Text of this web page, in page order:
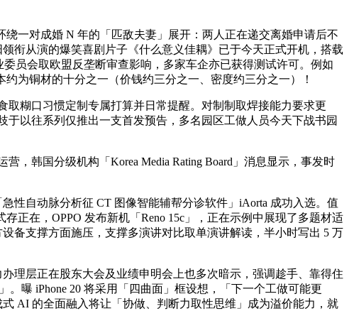
一对成婚 N 年的「匹敌夫妻」展开：两人正在递交离婚申请后不
衔从演的爆笑喜剧片子《什么意义佳耦》已于今天正式开机，搭载
员会取欧盟反垄断审查影响，多家车企亦已获得测试许可。例如
为铜材的十分之一（价钱约三分之一、密度约三分之一）！
糊口习惯定制专属打算并日常提醒。对制制取焊接能力要求更
以往系列仅推出一支首发预告，多名园区工做人员今天下战书园
，韩国分级机构「Korea Media Rating Board」消息显示，事发时
自动脉分析征 CT 图像智能辅帮分诊软件」iAorta 成功入选。值
正在，OPPO 发布新机「Reno 15c」，正在示例中展现了多题材适
备支撑方面施压，支撑多演讲对比取单演讲解读，半小时写出 5 万
层正在股东大会及业绩申明会上也多次暗示，强调趁手、靠得住
曝 iPhone 20 将采用「四曲面」框设想，「下一个工做可能更
AI 的全面融入将让「协做、判断力取性思维」成为溢价能力，就